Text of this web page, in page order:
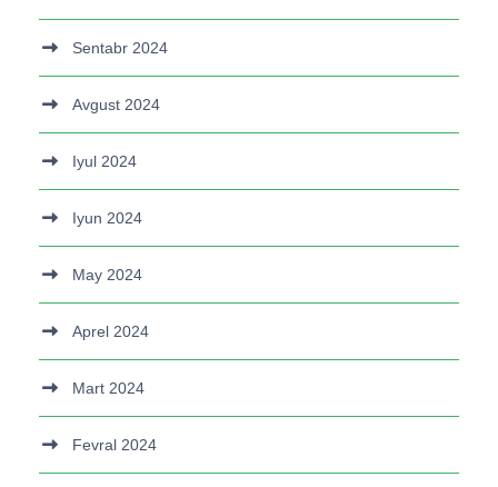
Sentabr 2024
Avgust 2024
Iyul 2024
Iyun 2024
May 2024
Aprel 2024
Mart 2024
Fevral 2024